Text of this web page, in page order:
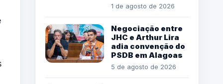
1 de agosto de 2026
Negociação entre
JHC e Arthur Lira
adia convenção do
PSDB em Alagoas
5 de agosto de 2026